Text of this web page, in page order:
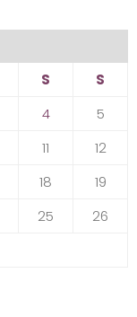
S
S
4
5
11
12
18
19
25
26